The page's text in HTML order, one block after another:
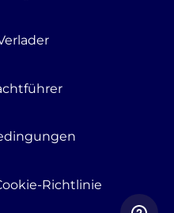
Richtlinie